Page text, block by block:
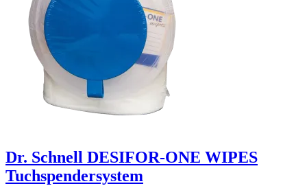
Dr. Schnell DESIFOR-ONE WIPES
Tuchspendersystem